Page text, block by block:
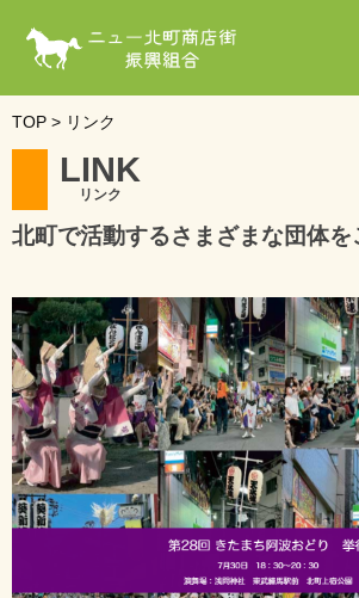
TOP > リンク
LINK
リンク
北町で活動するさまざまな団体を